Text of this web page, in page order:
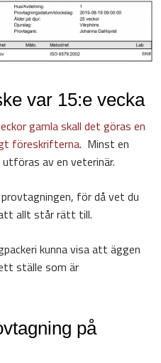
var 15:e vecka
gamla skall det göras en
föreskrifterna. Minst en
av en veterinär.
för då vet du
allt står rätt till.
kunna visa att äggen
ställe som är
på